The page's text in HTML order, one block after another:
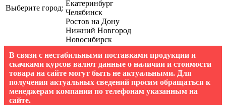
Выберите город:
Екатеринбург
Челябинск
Ростов на Дону
Нижний Новгород
Новосибирск
В связи с нестабильными поставками продукции и
скачками курсов валют данные о наличии и стоимости
товара на сайте могут быть не актуальными. Для
получения актуальных сведений просим обращаться к
менеджерам компании по телефонам указанным на
сайте.